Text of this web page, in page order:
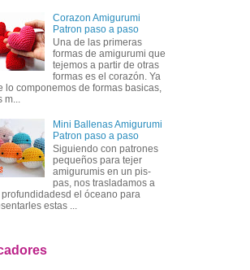
Corazon Amigurumi
Patron paso a paso
Una de las primeras
formas de amigurumi que
tejemos a partir de otras
formas es el corazón. Ya
lo componemos de formas basicas,
m...
Mini Ballenas Amigurumi
Patron paso a paso
Siguiendo con patrones
pequeños para tejer
amigurumis en un pis-
pas, nos trasladamos a
profundidadesd el óceano para
estas ...